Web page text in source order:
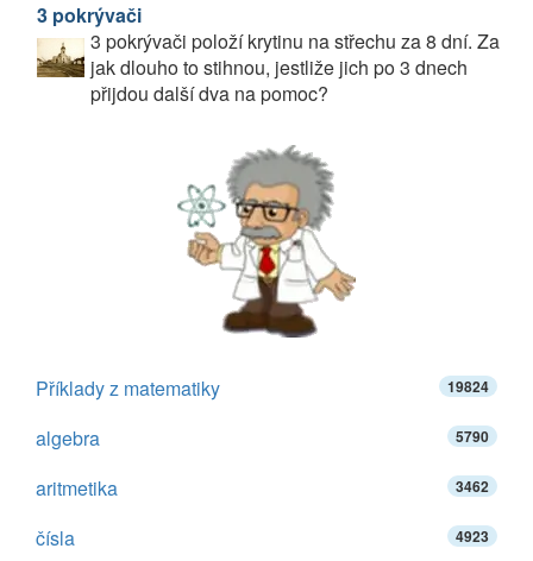
3 pokrývači
3 pokrývači položí krytinu na střechu za 8 dní. Za
jak dlouho to stihnou, jestliže jich po 3 dnech
přijdou další dva na pomoc?
Příklady z matematiky 19824
algebra 5790
aritmetika 3462
čísla 4923